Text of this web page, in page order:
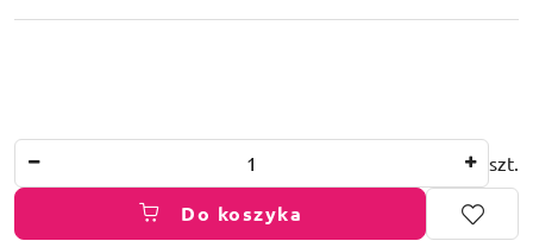
szt.
Do koszyka